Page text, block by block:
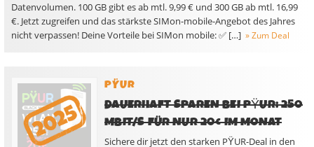
Datenvolumen. 100 GB gibt es ab mtl. 9,99 € und 300 GB ab mtl. 16,99
€. Jetzt zugreifen und das stärkste SIMon-mobile-Angebot des Jahres
nicht verpassen! Deine Vorteile bei SIMon mobile: ✅ […] » Zum Deal
PŸUR
DAUERHAFT SPAREN BEI PΫUR: 250
MBIT/S FÜR NUR 20€ IM MONAT
Sichere dir jetzt den starken PΫUR-Deal in den